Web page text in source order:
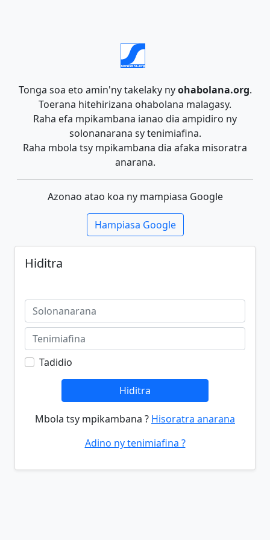
Tonga soa eto amin'ny takelaky nyohabolana.org.
Toerana hitehirizana ohabolana malagasy.
Raha efa mpikambana ianao dia ampidiro ny
solonanarana sy tenimiafina.
Raha mbola tsy mpikambana dia afaka misoratra
anarana.
Azonao atao koa ny mampiasa Google
Hampiasa Google
Hiditra
Tadidio
Hiditra
Mbola tsy mpikambana ? Hisoratra anarana
Adino ny tenimiafina ?